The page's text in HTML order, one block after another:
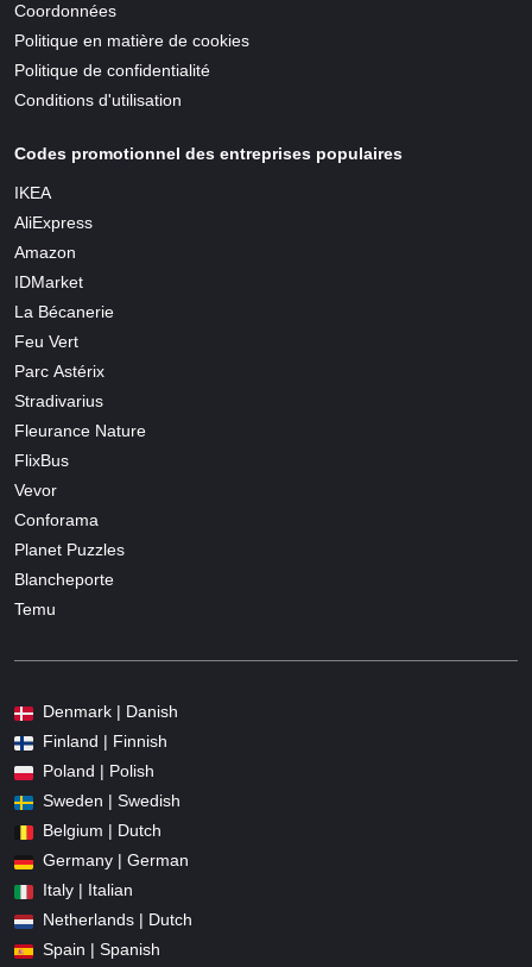
Coordonnées
Politique en matière de cookies
Politique de confidentialité
Conditions d'utilisation
Codes promotionnel des entreprises populaires
IKEA
AliExpress
Amazon
IDMarket
La Bécanerie
Feu Vert
Parc Astérix
Stradivarius
Fleurance Nature
FlixBus
Vevor
Conforama
Planet Puzzles
Blancheporte
Temu
Denmark | Danish
Finland | Finnish
Poland | Polish
Sweden | Swedish
Belgium | Dutch
Germany | German
Italy | Italian
Netherlands | Dutch
Spain | Spanish